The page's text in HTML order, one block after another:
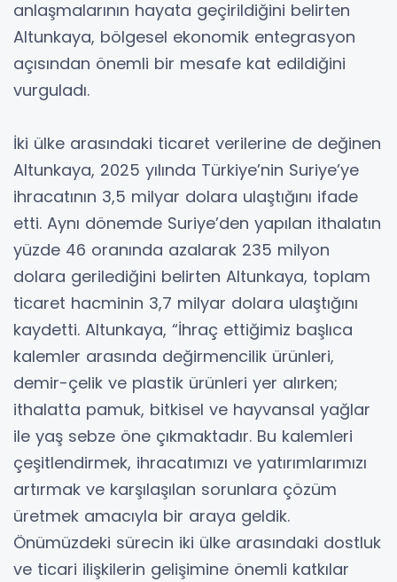
anlaşmalarının hayata geçirildiğini belirten
Altunkaya, bölgesel ekonomik entegrasyon
açısından önemli bir mesafe kat edildiğini
vurguladı.
İki ülke arasındaki ticaret verilerine de değinen
Altunkaya, 2025 yılında Türkiye’nin Suriye’ye
ihracatının 3,5 milyar dolara ulaştığını ifade
etti. Aynı dönemde Suriye’den yapılan ithalatın
yüzde 46 oranında azalarak 235 milyon
dolara gerilediğini belirten Altunkaya, toplam
ticaret hacminin 3,7 milyar dolara ulaştığını
kaydetti. Altunkaya, “İhraç ettiğimiz başlıca
kalemler arasında değirmencilik ürünleri,
demir-çelik ve plastik ürünleri yer alırken;
ithalatta pamuk, bitkisel ve hayvansal yağlar
ile yaş sebze öne çıkmaktadır. Bu kalemleri
çeşitlendirmek, ihracatımızı ve yatırımlarımızı
artırmak ve karşılaşılan sorunlara çözüm
üretmek amacıyla bir araya geldik.
Önümüzdeki sürecin iki ülke arasındaki dostluk
ve ticari ilişkilerin gelişimine önemli katkılar